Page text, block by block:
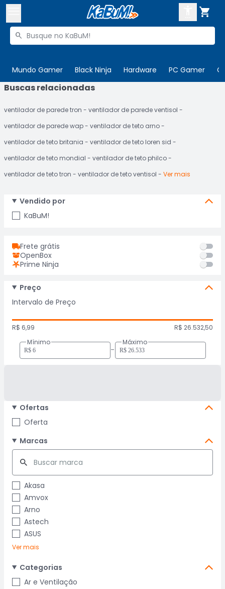

Buscar produtos

Mundo Gamer Black Ninja Hardware PC Gamer

 Departamentos
Cupons
Mais Vendidos
ENTRE
CADASTRE-SE
Buscas relacionadas
ventilador de parede tron
ventilador de parede ventisol
ventilador de parede wap
ventilador de teto arno
ventilador de teto britania
ventilador de teto loren sid
ventilador de teto mondial
ventilador de teto philco
ventilador de teto tron
ventilador de teto ventisol Ver mais
Vendido por
KaBuM!
Frete grátis
OpenBox
Prime Ninja
Preço
Intervalo de Preço
R$ 6,99
R$ 26.532,50
Mínimo
-
Máximo
Ofertas
Oferta
Marcas
Akasa
Amvox
Arno
Astech
ASUS
Ver mais
Categorias
Ar e Ventilação